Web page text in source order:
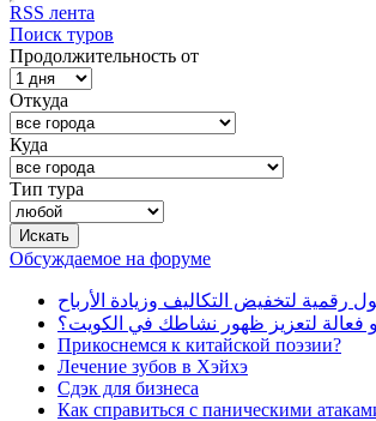
RSS лента
Поиск туров
Продолжительность от
Откуда
Куда
Тип тура
Обсуждаемое на форуме
لتخفيض التكاليف وزيادة الأرباح
فعالة لتعزيز ظهور نشاطك في الكويت؟
Прикоснемся к китайской поэзии?
Лечение зубов в Хэйхэ
Сдэк для бизнеса
Как справиться с паническими